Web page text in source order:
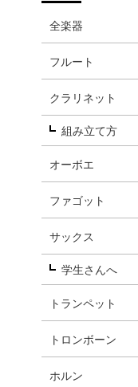
全楽器
フルート
クラリネット
組み立て方
オーボエ
ファゴット
サックス
学生さんへ
トランペット
トロンボーン
ホルン